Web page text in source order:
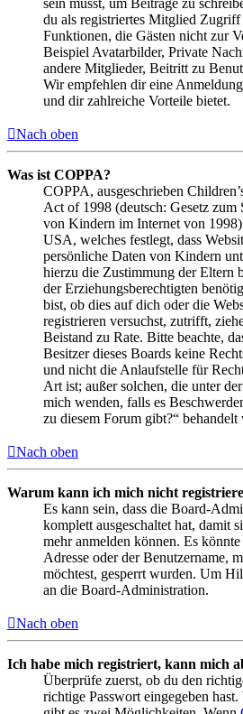
du als registriertes Mitglied Zugriff
Funktionen, die Gästen nicht zur
Beispiel Avatarbilder, Private
andere Mitglieder, Beitritt zu
Wir empfehlen dir eine
und dir zahlreiche Vorteile bietet.
Nach oben
Was ist COPPA?
COPPA, ausgeschrieben
Act of 1998 (deutsch: Gesetz zum
von Kindern im Internet von
USA, welches festlegt, dass
persönliche Daten von Kindern
hierzu die Zustimmung der Eltern
der Erziehungsberechtigten
bist, ob dies auf dich oder die
registrieren versuchst, zutrifft,
Beistand zu Rate. Bitte beachte,
Besitzer dieses Boards keine
und nicht die Anlaufstelle für
Art ist; außer solchen, die unter
mich wenden, falls es
zu diesem Forum gibt?“ behandelt
Nach oben
Warum kann ich mich nicht
Es kann sein, dass die Board-
komplett ausgeschaltet hat, damit
mehr anmelden können. Es
Adresse oder der Benutzername,
möchtest, gesperrt wurden. Um
an die Board-Administration.
Nach oben
Ich habe mich registriert, kann mich
Überprüfe zuerst, ob du den
richtige Passwort eingegeben